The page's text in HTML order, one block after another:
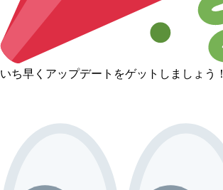
いち早くアップデートをゲットしましょう！